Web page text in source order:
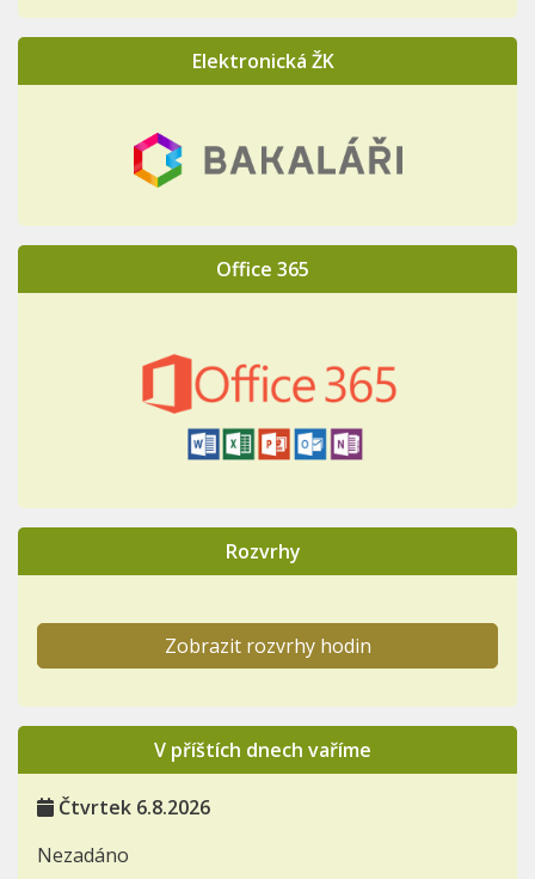
Elektronická ŽK
Office 365
Rozvrhy
Zobrazit rozvrhy hodin
V příštích dnech vaříme
Čtvrtek 6.8.2026
Nezadáno